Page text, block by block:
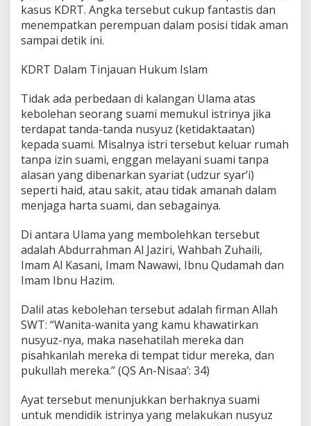
kasus KDRT. Angka tersebut cukup fantastis dan
menempatkan perempuan dalam posisi tidak aman
sampai detik ini.
KDRT Dalam Tinjauan Hukum Islam
Tidak ada perbedaan di kalangan Ulama atas
kebolehan seorang suami memukul istrinya jika
terdapat tanda-tanda nusyuz (ketidaktaatan)
kepada suami. Misalnya istri tersebut keluar rumah
tanpa izin suami, enggan melayani suami tanpa
alasan yang dibenarkan syariat (udzur syar’i)
seperti haid, atau sakit, atau tidak amanah dalam
menjaga harta suami, dan sebagainya.
Di antara Ulama yang membolehkan tersebut
adalah Abdurrahman Al Jaziri, Wahbah Zuhaili,
Imam Al Kasani, Imam Nawawi, Ibnu Qudamah dan
Imam Ibnu Hazim.
Dalil atas kebolehan tersebut adalah firman Allah
SWT: “Wanita-wanita yang kamu khawatirkan
nusyuz-nya, maka nasehatilah mereka dan
pisahkanlah mereka di tempat tidur mereka, dan
pukullah mereka.” (QS An-Nisaa’: 34)
Ayat tersebut menunjukkan berhaknya suami
untuk mendidik istrinya yang melakukan nusyuz